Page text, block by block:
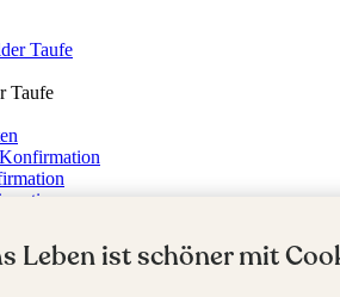
Taufe
Taufe
Ihres Kindes
Leben ist schöner mit